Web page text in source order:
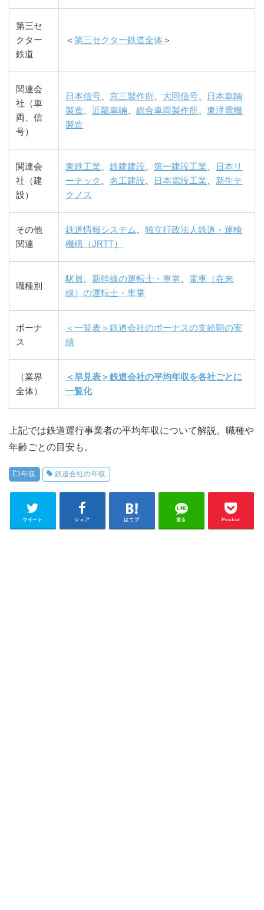
第三セ
クター
鉄道
＜第三セクター鉄道全体＞
関連会
社（車
両、信
号）
日本信号 、京三製作所 大同信号
日本車輌
製造 、近畿車輛 、総合車両製作所 、東洋電機
製造
関連会
社（建
設）
東鉄工業 、鉄建建設 、第一建設工業
日本リ
ーテック
、名工建設 日本電設工業
新生テ
クノス
その他
関連
鉄道情報システム 、独立行政法人鉄道・運輸
機構（JRTT）
職種別
駅員 新幹線の運転士・車掌
電車（在来
線）の運転士・車掌
ボーナ
ス
＜一覧表＞鉄道会社のボーナスの支給額の実
績
（業界
全体）
＜早見表＞鉄道会社の平均年収を各社ごとに
一覧化
上記では鉄道運行事業者の平均年収について解説。職種や
年齢ごとの目安も。
年収 鉄道会社の年収
ツイート シェア はてブ 送る Pocket